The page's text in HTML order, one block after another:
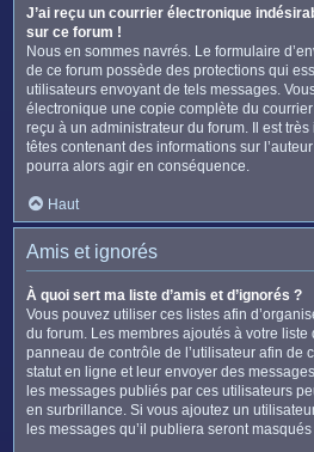
J’ai reçu un courrier électronique
sur ce forum !
Nous en sommes navrés. Le formulaire
de ce forum possède des protections qui
utilisateurs envoyant de tels messages.
électronique une copie complète du
reçu à un administrateur du forum. Il est
têtes contenant des informations sur
pourra alors agir en conséquence.
Haut
Amis et ignorés
À quoi sert ma liste d’amis et d’ignorés ?
Vous pouvez utiliser ces listes afin
du forum. Les membres ajoutés à votre liste
panneau de contrôle de l’utilisateur afin de
statut en ligne et leur envoyer des
les messages publiés par ces utilisateurs
en surbrillance. Si vous ajoutez un
les messages qu’il publiera seront